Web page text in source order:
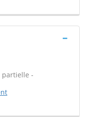
partielle -